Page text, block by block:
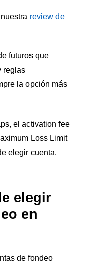
review de
futuros que
reglas
la opción más
el activation fee
Loss Limit
elegir cuenta.
elegir
en
de fondeo